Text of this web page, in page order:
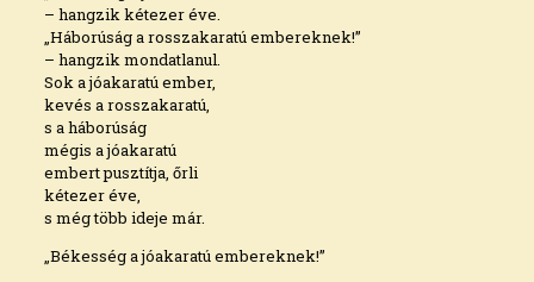
– hangzik kétezer éve.
„Háborúság a rosszakaratú embereknek!”
– hangzik mondatlanul.
Sok a jóakaratú ember,
kevés a rosszakaratú,
s a háborúság
mégis a jóakaratú
embert pusztítja, őrli
kétezer éve,
s még több ideje már.
„Békesség a jóakaratú embereknek!”